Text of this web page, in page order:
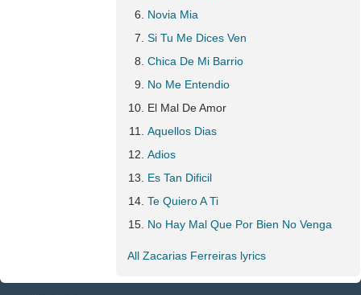
Novia Mia
Si Tu Me Dices Ven
Chica De Mi Barrio
No Me Entendio
El Mal De Amor
Aquellos Dias
Adios
Es Tan Dificil
Te Quiero A Ti
No Hay Mal Que Por Bien No Venga
All Zacarias Ferreiras lyrics